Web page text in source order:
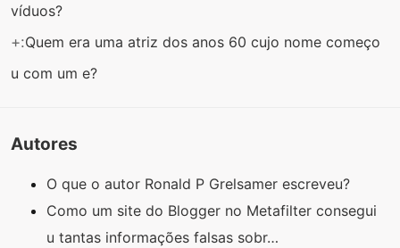
víduos?
+:Quem era uma atriz dos anos 60 cujo nome começo
u com um e?
Autores
O que o autor Ronald P Grelsamer escreveu?
Como um site do Blogger no Metafilter consegui
u tantas informações falsas sobr…